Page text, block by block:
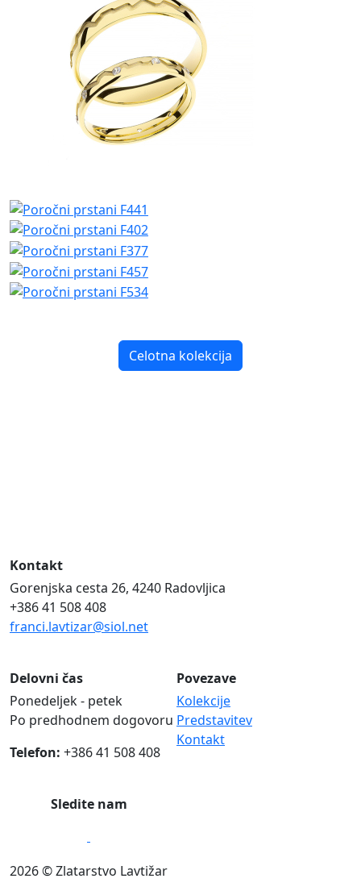
Celotna kolekcija
Kontakt
Gorenjska cesta 26, 4240 Radovljica
+386 41 508 408
franci.lavtizar@siol.net
Delovni čas
Ponedeljek - petek
Po predhodnem dogovoru
Telefon: +386 41 508 408
Povezave
Kolekcije
Predstavitev
Kontakt
Sledite nam
2026 © Zlatarstvo Lavtižar